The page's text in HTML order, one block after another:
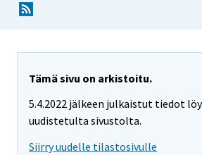
Tämä sivu on arkistoitu.
5.4.2022 jälkeen julkaistut tiedot
uudistetulta sivustolta.
Siirry uudelle tilastosivulle